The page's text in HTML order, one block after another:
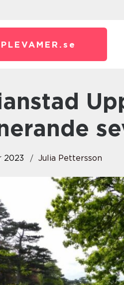
se
2023 Julia Pettersson